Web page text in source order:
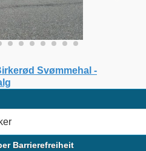
Svømmehal -
Barrierefreiheit